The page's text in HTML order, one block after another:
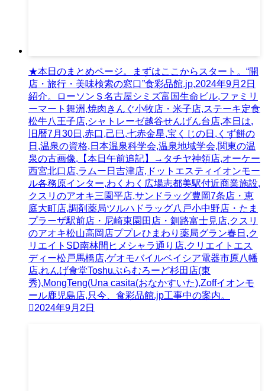
★本日のまとめページ。まずはここからスタート。“開
店・旅行・美味検索の窓口”食彩品館.jp,2024年9月2日
紹介。ローソンＳ名古屋シミズ富国生命ビル,ファミリ
ーマート舞洲,焼肉きんぐ小牧店・米子店,ステーキ定食
松牛八王子店,シャトレーゼ越谷せんげん台店,本日は,
旧暦7月30日,赤口,己巳,七赤金星,宝くじの日,くず餅の
日,温泉の資格,日本温泉科学会,温泉地域学会,関東の温
泉の古画像,【本日午前追記】→タチヤ神領店,オーケー
西宮北口店,ラムー日吉津店,ドットエスティイオンモー
ル各務原インター,わくわく広場志都美駅付近商業施設,
クスリのアオキ三園平店,サンドラッグ豊岡7条店・恵
庭大町店,調剤薬局ツルハドラッグ八戸小中野店・たま
プラーザ駅前店・尼崎東園田店・釧路富士見店,クスリ
のアオキ松山高岡店ププレひまわり薬局グラン春日,ク
リエイトSD南林間ヒメシャラ通り店,クリエイトエス
ディー松戸馬橋店,ゲオモバイルベイシア電器市原八幡
店,れんげ食堂Toshuぷらむろーど杉田店(東
秀),MongTeng(Una casita(おなかすいた),Zoffイオンモ
ール鹿児島店,只今、食彩品館.jp工事中の案内。
2024年9月2日